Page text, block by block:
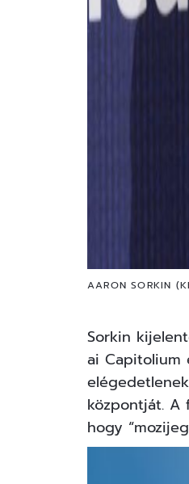
AARON SORKIN
Sorkin
ai Capitolium
központját. A
hogy